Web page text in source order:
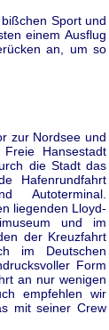
Sport und
einem Ausflug
an, um so
zur Nordsee und
Hansestadt
die Stadt das
Hafenrundfahrt
Autoterminal.
liegenden Lloyd-
und im
der Kreuzfahrt
im Deutschen
Form
an nur wenigen
empfehlen wir
mit seiner Crew